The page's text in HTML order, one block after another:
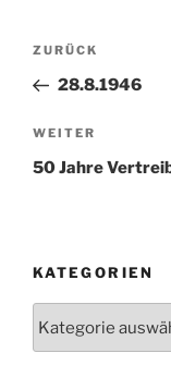
Vorheriger
Beitrag
ZURÜCK
28.8.1946
Nächster
Beitrag
WEITER
50 Jahre
KATEGORIEN